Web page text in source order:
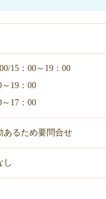
15：00～19：00
19：00
17：00
るため要問合せ
し